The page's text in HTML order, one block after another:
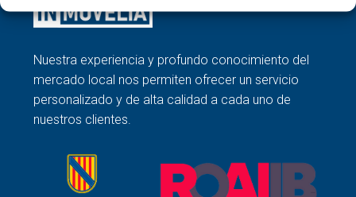
Nuestra experiencia y profundo conocimiento del
mercado local nos permiten ofrecer un servicio
personalizado y de alta calidad a cada uno de
nuestros clientes.